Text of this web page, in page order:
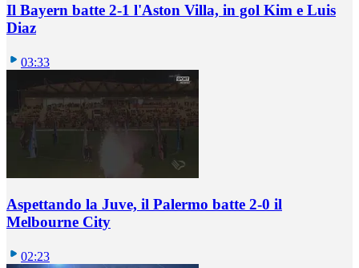
Il Bayern batte 2-1 l'Aston Villa, in gol Kim e Luis
Diaz
03:33
Aspettando la Juve, il Palermo batte 2-0 il
Melbourne City
02:23